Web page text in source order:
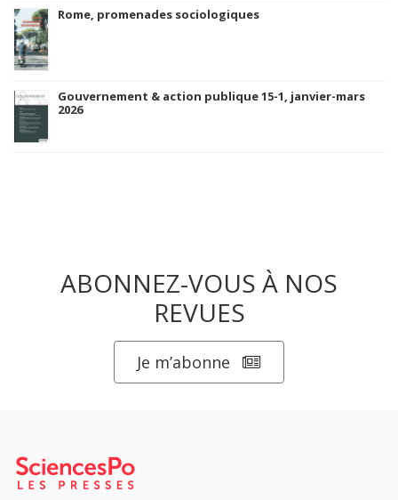
Rome, promenades sociologiques
Gouvernement & action publique 15-1, janvier-mars
2026
ABONNEZ-VOUS À NOS
REVUES
Je m’abonne